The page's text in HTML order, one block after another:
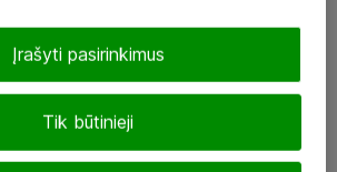
Tik būtinieji
Įrašyti pasirinkimus